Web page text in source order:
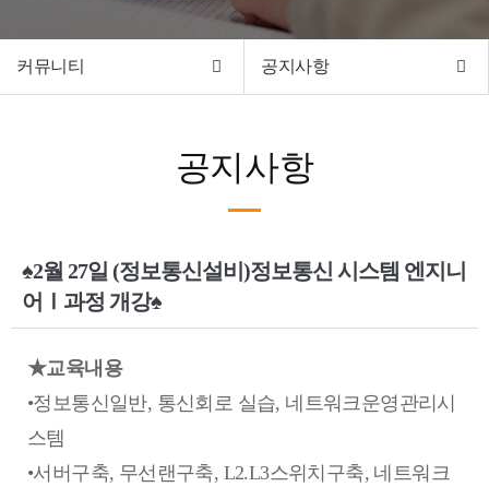
커뮤니티 공지사항
공지사항
♠2월 27일 (정보통신설비)정보통신 시스템 엔지니
어Ⅰ과정 개강♠
★교육내용
•정보통신일반, 통신회로 실습, 네트워크운영관리시
스템
•서버구축, 무선랜구축, L2.L3스위치구축, 네트워크